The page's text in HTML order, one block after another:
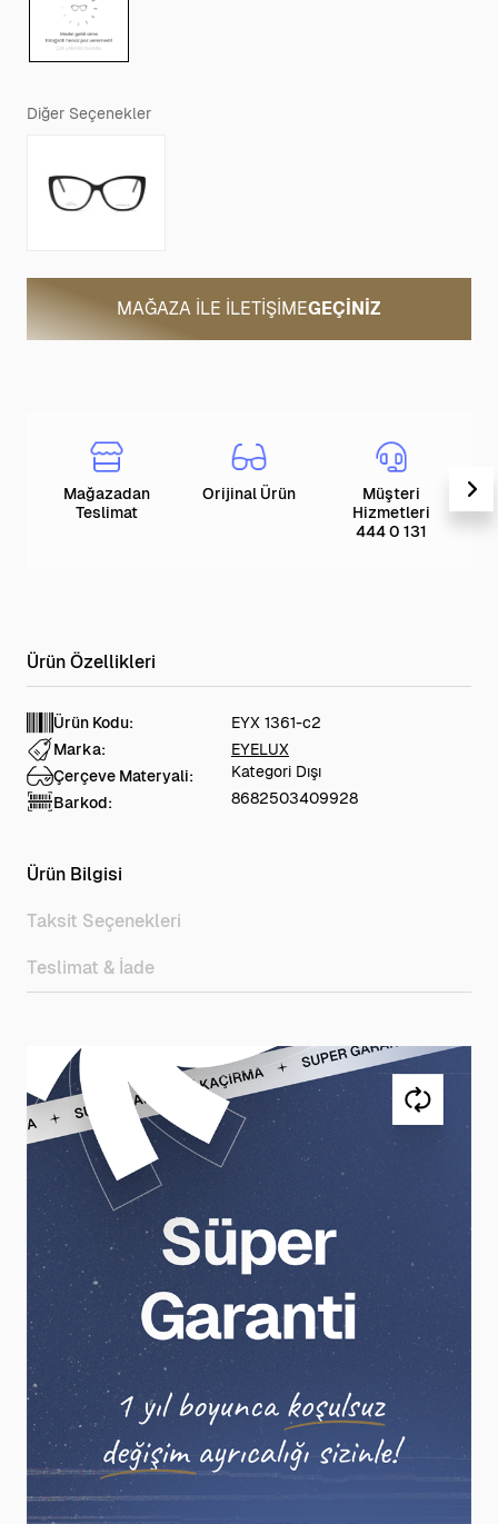
Diğer Seçenekler
MAĞAZA ILE İLETIŞIMEGEÇINIZ
Mağazadan
Teslimat
Orijinal Ürün
Müşteri
Hizmetleri
444 0 131
Ürün Kodu:
EYX 1361-c2
Marka:
EYELUX
Çerçeve Materyali:
Kategori Dışı
Barkod:
8682503409928
Ürün Bilgisi
Taksit Seçenekleri
Teslimat & İade